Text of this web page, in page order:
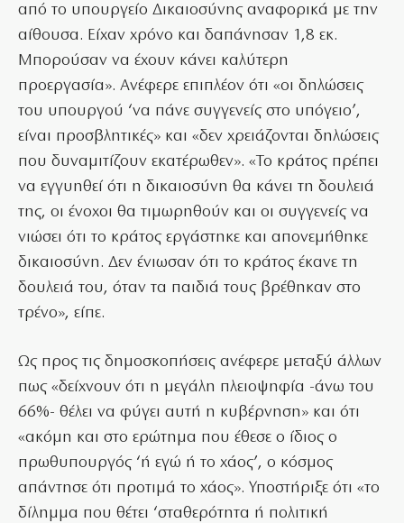
από το υπουργείο Δικαιοσύνης αναφορικά με την
αίθουσα. Είχαν χρόνο και δαπάνησαν 1,8 εκ.
Μπορούσαν να έχουν κάνει καλύτερη
προεργασία». Ανέφερε επιπλέον ότι «οι δηλώσεις
του υπουργού ‘να πάνε συγγενείς στο υπόγειο’,
είναι προσβλητικές» και «δεν χρειάζονται δηλώσεις
που δυναμιτίζουν εκατέρωθεν». «Το κράτος πρέπει
να εγγυηθεί ότι η δικαιοσύνη θα κάνει τη δουλειά
της, οι ένοχοι θα τιμωρηθούν και οι συγγενείς να
νιώσει ότι το κράτος εργάστηκε και απονεμήθηκε
δικαιοσύνη. Δεν ένιωσαν ότι το κράτος έκανε τη
δουλειά του, όταν τα παιδιά τους βρέθηκαν στο
τρένο», είπε.
Ως προς τις δημοσκοπήσεις ανέφερε μεταξύ άλλων
πως «δείχνουν ότι η μεγάλη πλειοψηφία -άνω του
66%- θέλει να φύγει αυτή η κυβέρνηση» και ότι
«ακόμη και στο ερώτημα που έθεσε ο ίδιος ο
πρωθυπουργός ‘ή εγώ ή το χάος’, ο κόσμος
απάντησε ότι προτιμά το χάος». Υποστήριξε ότι «το
δίλημμα που θέτει ‘σταθερότητα ή πολιτική